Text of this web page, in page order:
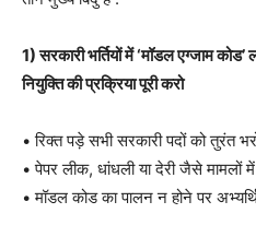
1) सरकारी भर्तियों में ‘मॉडल एग्जाम
नियुक्ति की प्रक्रिया पूरी करो
• रिक्त पड़े सभी सरकारी पदों को तुरंत
• पेपर लीक, धांधली या देरी जैसे मामलों
• मॉडल कोड का पालन न होने पर